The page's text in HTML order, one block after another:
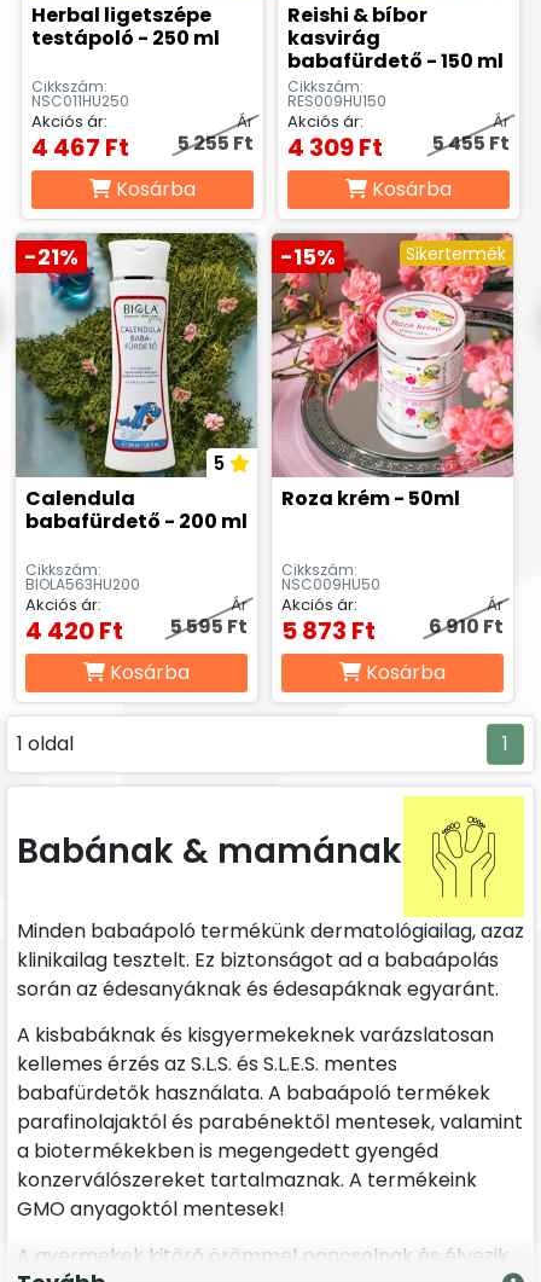
Herbal ligetszépe
testápoló - 250 ml
Cikkszám:
NSC011HU250
Akciós ár:
4 467 Ft
Ár
5 255 Ft
Kosárba
Reishi & bíbor
kasvirág
babafürdető - 150 ml
Cikkszám:
RES009HU150
Akciós ár:
4 309 Ft
Ár
5 455 Ft
Kosárba
-21%
5
Calendula
babafürdető - 200 ml
Cikkszám:
BIOLA563HU200
Akciós ár:
4 420 Ft
Ár
5 595 Ft
Kosárba
-15% Sikertermék
Roza krém - 50ml
Cikkszám:
NSC009HU50
Akciós ár:
5 873 Ft
Ár
6 910 Ft
Kosárba
1 oldal 1
Babának & mamának
Minden babaápoló termékünk dermatológiailag, azaz
klinikailag tesztelt. Ez biztonságot ad a babaápolás
során az édesanyáknak és édesapáknak egyaránt.
A kisbabáknak és kisgyermekeknek varázslatosan
kellemes érzés az S.L.S. és S.L.E.S. mentes
babafürdetők használata. A babaápoló termékek
parafinolajaktól és parabénektől mentesek, valamint
a biotermékekben is megengedett gyengéd
konzerválószereket tartalmaznak. A termékeink
GMO anyagoktól mentesek!
A gyermekek kitörő örömmel pancsolnak és élvezik